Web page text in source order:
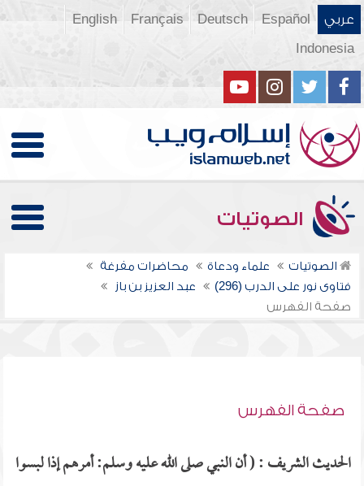
عربي Español
Deutsch
Français
English
Indonesia
الصوتيات
الصوتيات علماء ودعاة
محاضرات مفرغة
فتاوى نور على الدرب (296)
عبد العزيز بن باز
صفحة الفهرس
صفحة الفهرس
الحديث الشريف : ( أن النبي صلى الله عليه وسلم: أمرهم إذا لبسوا